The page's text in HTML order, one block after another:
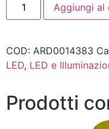
Aggiungi al
COD: ARD0014383
LED, LED e
Prodotti